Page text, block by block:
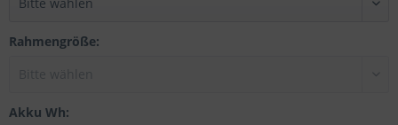
Rahmengröße:
Akku Wh: